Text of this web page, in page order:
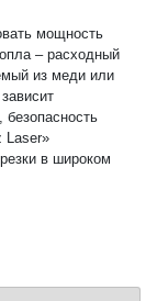
мощность
– расходный
из меди или
безопасность
Laser»
в широком